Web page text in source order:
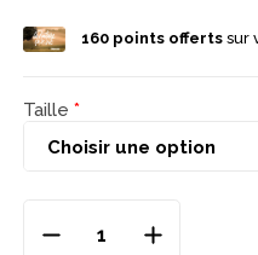
160points offertssur
Taille